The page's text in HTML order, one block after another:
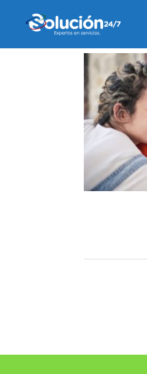
27 enero, 2020